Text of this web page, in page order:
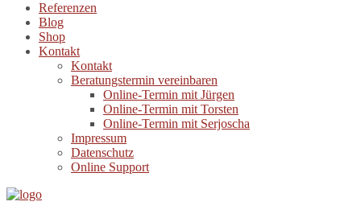
Referenzen
Blog
Shop
Kontakt
Kontakt
Beratungstermin vereinbaren
Online-Termin mit Jürgen
Online-Termin mit Torsten
Online-Termin mit Serjoscha
Impressum
Datenschutz
Online Support